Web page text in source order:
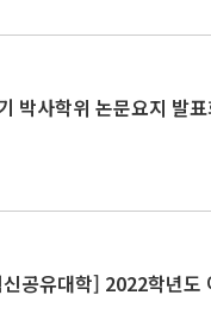
박사학위 논문요지 발